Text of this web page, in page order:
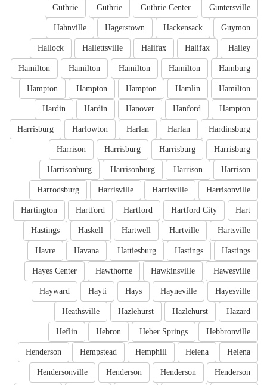
Guntersville
Guthrie Center
Guthrie
Guthrie
Guymon
Hackensack
Hagerstown
Hahnville
Hailey
Halifax
Halifax
Hallettsville
Hallock
Hamburg
Hamilton
Hamilton
Hamilton
Hamilton
Hamilton
Hamlin
Hampton
Hampton
Hampton
Hampton
Hanford
Hanover
Hardin
Hardin
Hardinsburg
Harlan
Harlan
Harlowton
Harrisburg
Harrisburg
Harrisburg
Harrisburg
Harrison
Harrison
Harrison
Harrisonburg
Harrisonburg
Harrisonville
Harrisville
Harrisville
Harrodsburg
Hart
Hartford City
Hartford
Hartford
Hartington
Hartsville
Hartville
Hartwell
Haskell
Hastings
Hastings
Hastings
Hattiesburg
Havana
Havre
Hawesville
Hawkinsville
Hawthorne
Hayes Center
Hayesville
Hayneville
Hays
Hayti
Hayward
Hazard
Hazlehurst
Hazlehurst
Heathsville
Hebbronville
Heber Springs
Hebron
Heflin
Helena
Helena
Hemphill
Hempstead
Henderson
Henderson
Henderson
Henderson
Hendersonville